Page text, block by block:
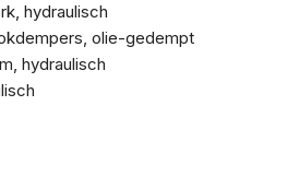
hydraulisch
olie-gedempt
hydraulisch